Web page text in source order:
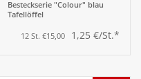
Besteckserie "Colour" blau
Tafellöffel
12 St. €15,00 1,25 €/St.*